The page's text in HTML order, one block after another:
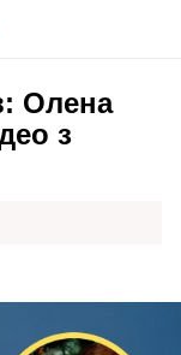
Олена
з